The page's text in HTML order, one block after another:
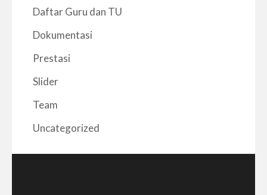
Daftar Guru dan TU
Dokumentasi
Prestasi
Slider
Team
Uncategorized